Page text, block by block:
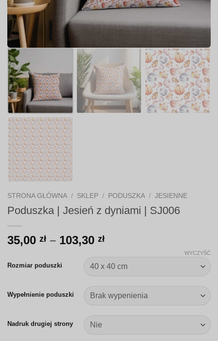
STRONA GŁÓWNA / SKLEP / PODUSZKA / JESIENNE
Poduszka | Jesień z dyniami | SJ006
35,00 zł – 103,30 złZakres
od
35,00 zł
do
103,30 zł
Rozmiar poduszki
Wypełnienie poduszki
Nadruk drugiej strony
WYCZYŚĆ